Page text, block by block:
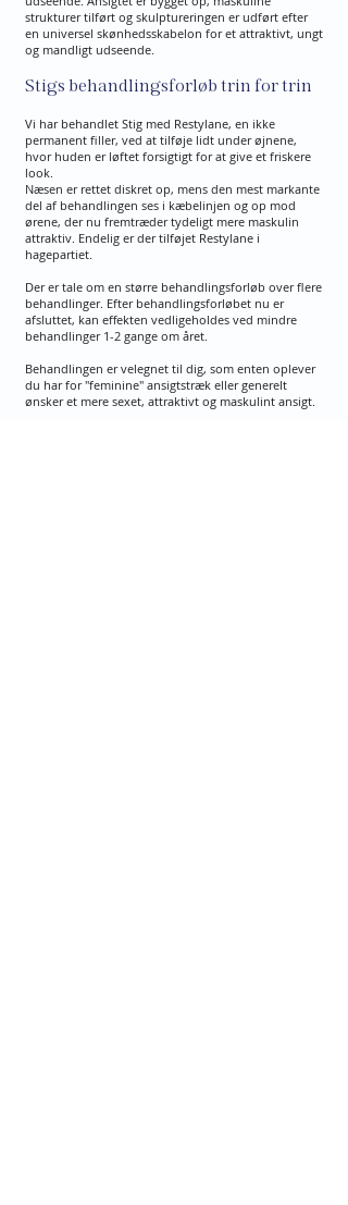
strukturer tilført og skulptureringen er udført efter
en universel skønhedsskabelon for et attraktivt, ungt
og mandligt udseende.
Stigs behandlingsforløb trin for trin
Vi har behandlet Stig med Restylane, en ikke
permanent filler, ved at tilføje lidt under øjnene,
hvor huden er løftet forsigtigt for at give et friskere
look.
Næsen er rettet diskret op, mens den mest markante
del af behandlingen ses i kæbelinjen og op mod
ørene, der nu fremtræder tydeligt mere maskulin
attraktiv. Endelig er der tilføjet Restylane i
hagepartiet.
Der er tale om en større behandlingsforløb over flere
behandlinger. Efter behandlingsforløbet nu er
afsluttet, kan effekten vedligeholdes ved mindre
behandlinger 1-2 gange om året.
Behandlingen er velegnet til dig, som enten oplever
du har for "feminine" ansigtstræk eller generelt
ønsker et mere sexet, attraktivt og maskulint ansigt.